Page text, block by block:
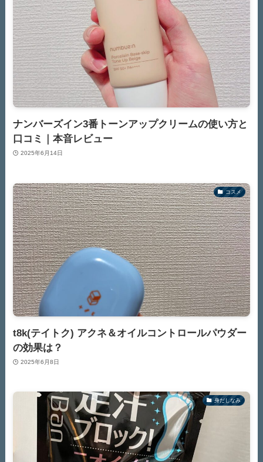
ナンバーズイン3番トーンアップクリームの使い方と
口コミ｜本音レビュー
2025年6月14日
コスメ
t8k(テイトク) アクネ＆オイルコントロールパウダー
の効果は？
2025年6月8日
身だしなみ